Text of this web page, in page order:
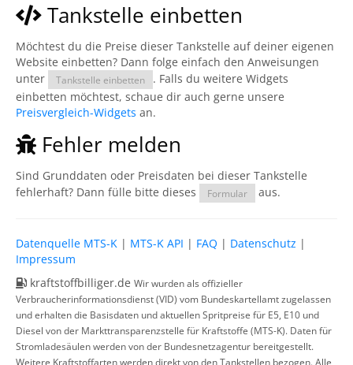
Tankstelle einbetten
Möchtest du die Preise dieser Tankstelle auf deiner eigenen
Website einbetten? Dann folge einfach den Anweisungen
unter
Tankstelle einbetten
. Falls du weitere Widgets
einbetten möchtest, schaue dir auch gerne unsere
Preisvergleich-Widgets an.
Fehler melden
Sind Grunddaten oder Preisdaten bei dieser Tankstelle
fehlerhaft? Dann fülle bitte dieses
Formular aus.
Datenquelle MTS-K | MTS-K API | FAQ | Datenschutz |
Impressum
kraftstoffbilliger.de Wir wurden als offizieller
Verbraucherinformationsdienst (VID) vom Bundeskartellamt zugelassen
und erhalten die Basisdaten und aktuellen Spritpreise für E5, E10 und
Diesel von der Markttransparenzstelle für Kraftstoffe (MTS-K). Daten für
Stromladesäulen werden von der Bundesnetzagentur bereitgestellt.
Weitere Kraftstoffarten werden direkt von den Tankstellen bezogen. Alle